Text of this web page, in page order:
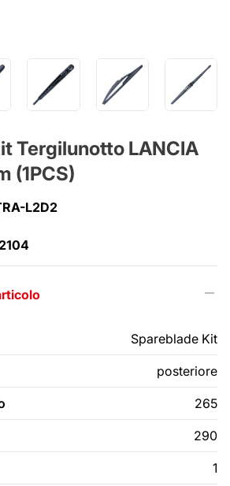
Tergilunotto LANCIA
(1PCS)
L2D2
Spareblade Kit
posteriore
265
290
1